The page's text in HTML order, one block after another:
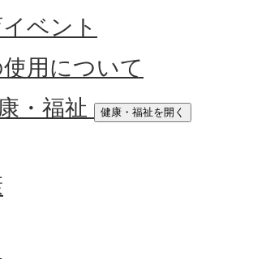
ベント
用について
・福祉
健康・福祉を開く